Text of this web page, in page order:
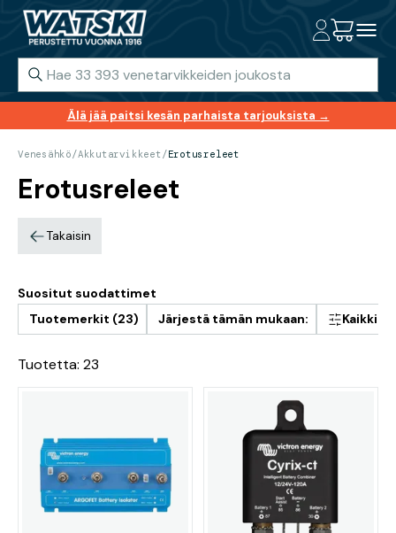
Älä jää paitsi kesän parhaista tarjouksista →
Venesähkö/Akkutarvikkeet /Erotusreleet
Erotusreleet
Takaisin
Suositut suodattimet
Tuotemerkit (23)
Järjestä tämän mukaan: Kaikki
Tuotetta: 23